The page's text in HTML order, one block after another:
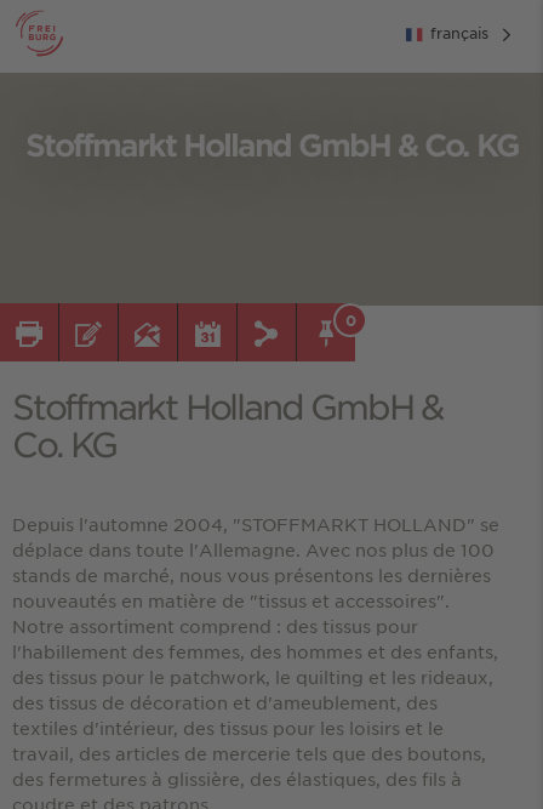
français
Stoffmarkt Holland GmbH & Co. KG
0
Stoffmarkt Holland GmbH &
Co. KG
Depuis l'automne 2004, "STOFFMARKT HOLLAND" se
déplace dans toute l'Allemagne. Avec nos plus de 100
stands de marché, nous vous présentons les dernières
nouveautés en matière de "tissus et accessoires".
Notre assortiment comprend : des tissus pour
l'habillement des femmes, des hommes et des enfants,
des tissus pour le patchwork, le quilting et les rideaux,
des tissus de décoration et d'ameublement, des
textiles d'intérieur, des tissus pour les loisirs et le
travail, des articles de mercerie tels que des boutons,
des fermetures à glissière, des élastiques, des fils à
coudre et des patrons.